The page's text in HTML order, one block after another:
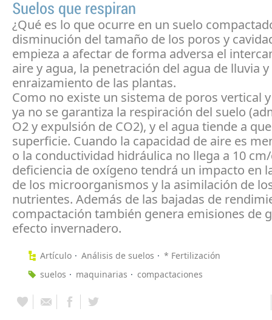
Suelos que respiran
¿Qué es lo que ocurre en un suelo
disminución del tamaño de los poros y
empieza a afectar de forma adversa el
aire y agua, la penetración del agua de lluvia y
enraizamiento de las plantas.
Como no existe un sistema de poros vertical
ya no se garantiza la respiración del suelo
O2 y expulsión de CO2), y el agua tiende a
superficie. Cuando la capacidad de aire es
o la conductividad hidráulica no llega a 10
deficiencia de oxígeno tendrá un impacto en
de los microorganismos y la asimilación de
nutrientes. Además de las bajadas de
compactación también genera emisiones de
efecto invernadero.
Artículo Análisis de suelos
* Fertilización
suelos
maquinarias compactaciones